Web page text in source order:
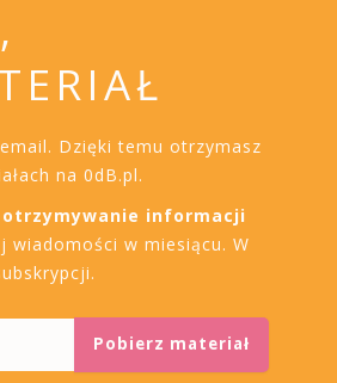
Dzięki temu otrzymasz
na 0dB.pl.
otrzymywanie informacji
wiadomości w miesiącu. W